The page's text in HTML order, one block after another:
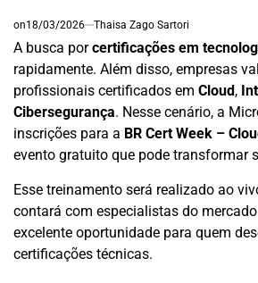
on18/03/2026 Thaisa Zago Sartori
A busca porcertificações em
rapidamente. Além disso, empresas
profissionais certificados em Cloud,
Cibersegurança. Nesse cenário, a
inscrições para a BR Cert Week –
evento gratuito que pode transformar
Esse treinamento será realizado ao
contará com especialistas do
excelente oportunidade para quem
certificações técnicas.